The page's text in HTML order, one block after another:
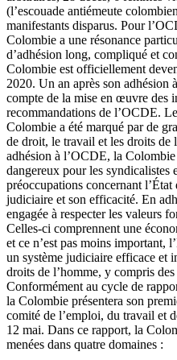
(l’escouade antiémeute
manifestants disparus. Pour
Colombie a une résonance
d’adhésion long, compliqué et
Colombie est officiellement
2020. Un an après son adhésion
compte de la mise en œuvre des
recommandations de l’OCDE.
Colombie a été marqué par de
de droit, le travail et les droits de
adhésion à l’OCDE, la Colombie
dangereux pour les syndicalistes
préoccupations concernant l’État
judiciaire et son efficacité. En
engagée à respecter les valeurs
Celles-ci comprennent une
et ce n’est pas moins important,
un système judiciaire efficace et
droits de l’homme, y compris
Conformément au cycle de
la Colombie présentera son
comité de l’emploi, du travail et
12 mai. Dans ce rapport, la
menées dans quatre domaines :